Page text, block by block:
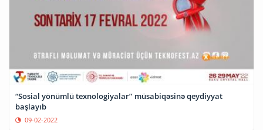
“Sosial yönümlü texnologiyalar’’ müsabiqəsinə qeydiyyat
başlayıb
09-02-2022